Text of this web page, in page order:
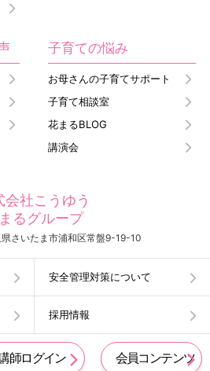
子育ての悩み
お母さんの子育てサポート
子育て相談室
花まるBLOG
講演会
会社こうゆう
るグループ
さいたま市浦和区常盤9-19-10
安全管理対策について
採用情報
師ログイン 会員コンテンツ